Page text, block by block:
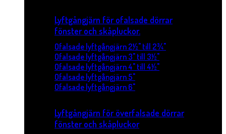
Lyftgångjärn för ofalsade dörrar
fönster och skåpluckor.
Ofalsade lyftgångjärn 2½" till 2¾"
Ofalsade lyftgångjärn 3" till 3½"
Ofalsade lyftgångjärn 4" till 4½"
Ofalsade lyftgångjärn 5"
Ofalsade lyftgångjärn 6"
Lyftgångjärn för överfalsade dörrar
fönster och skåpluckor